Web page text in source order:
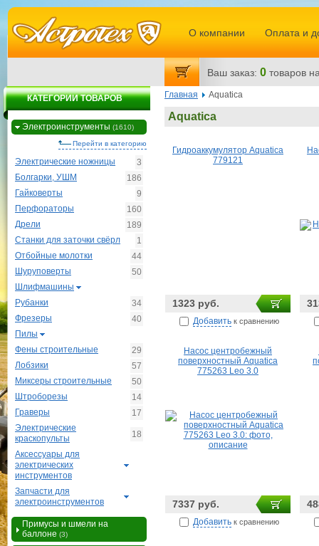
Главная Aquatica
Aquatica
Гидроаккумулятор Aquatica
779121
1323 руб.
Добавить к сравнению
Насос центробежный
поверхностный Aquatica
775263 Leo 3.0
7337 руб.
Добавить к сравнению
КАТЕГОРИИ ТОВАРОВ
Электроинструменты (1610)
Перейти в категорию
Электрические ножницы
3
Болгарки, УШМ
186
Гайковерты
9
Перфораторы
160
Дрели
189
Станки для заточки свёрл
1
Отбойные молотки
44
Шуруповерты
50
Шлифмашины
Рубанки
34
Фрезеры
40
Пилы
Фены строительные
29
Лобзики
57
Миксеры строительные
50
Штроборезы
14
Граверы
17
Электрические
краскопульты
18
Аксессуары для
электрических
инструментов
Запчасти для
электроинструментов
Примусы и шмели на
баллоне (3)
О компании Оплата и
Ваш заказ: 0 товаров